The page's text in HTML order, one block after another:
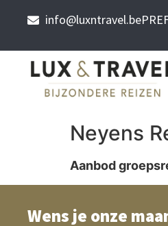
info@luxntravel.be
Neyens
Aanbod
Wens je onze